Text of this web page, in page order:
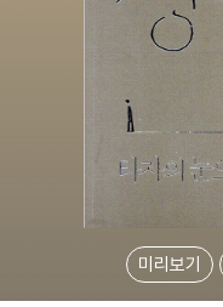
미리보기